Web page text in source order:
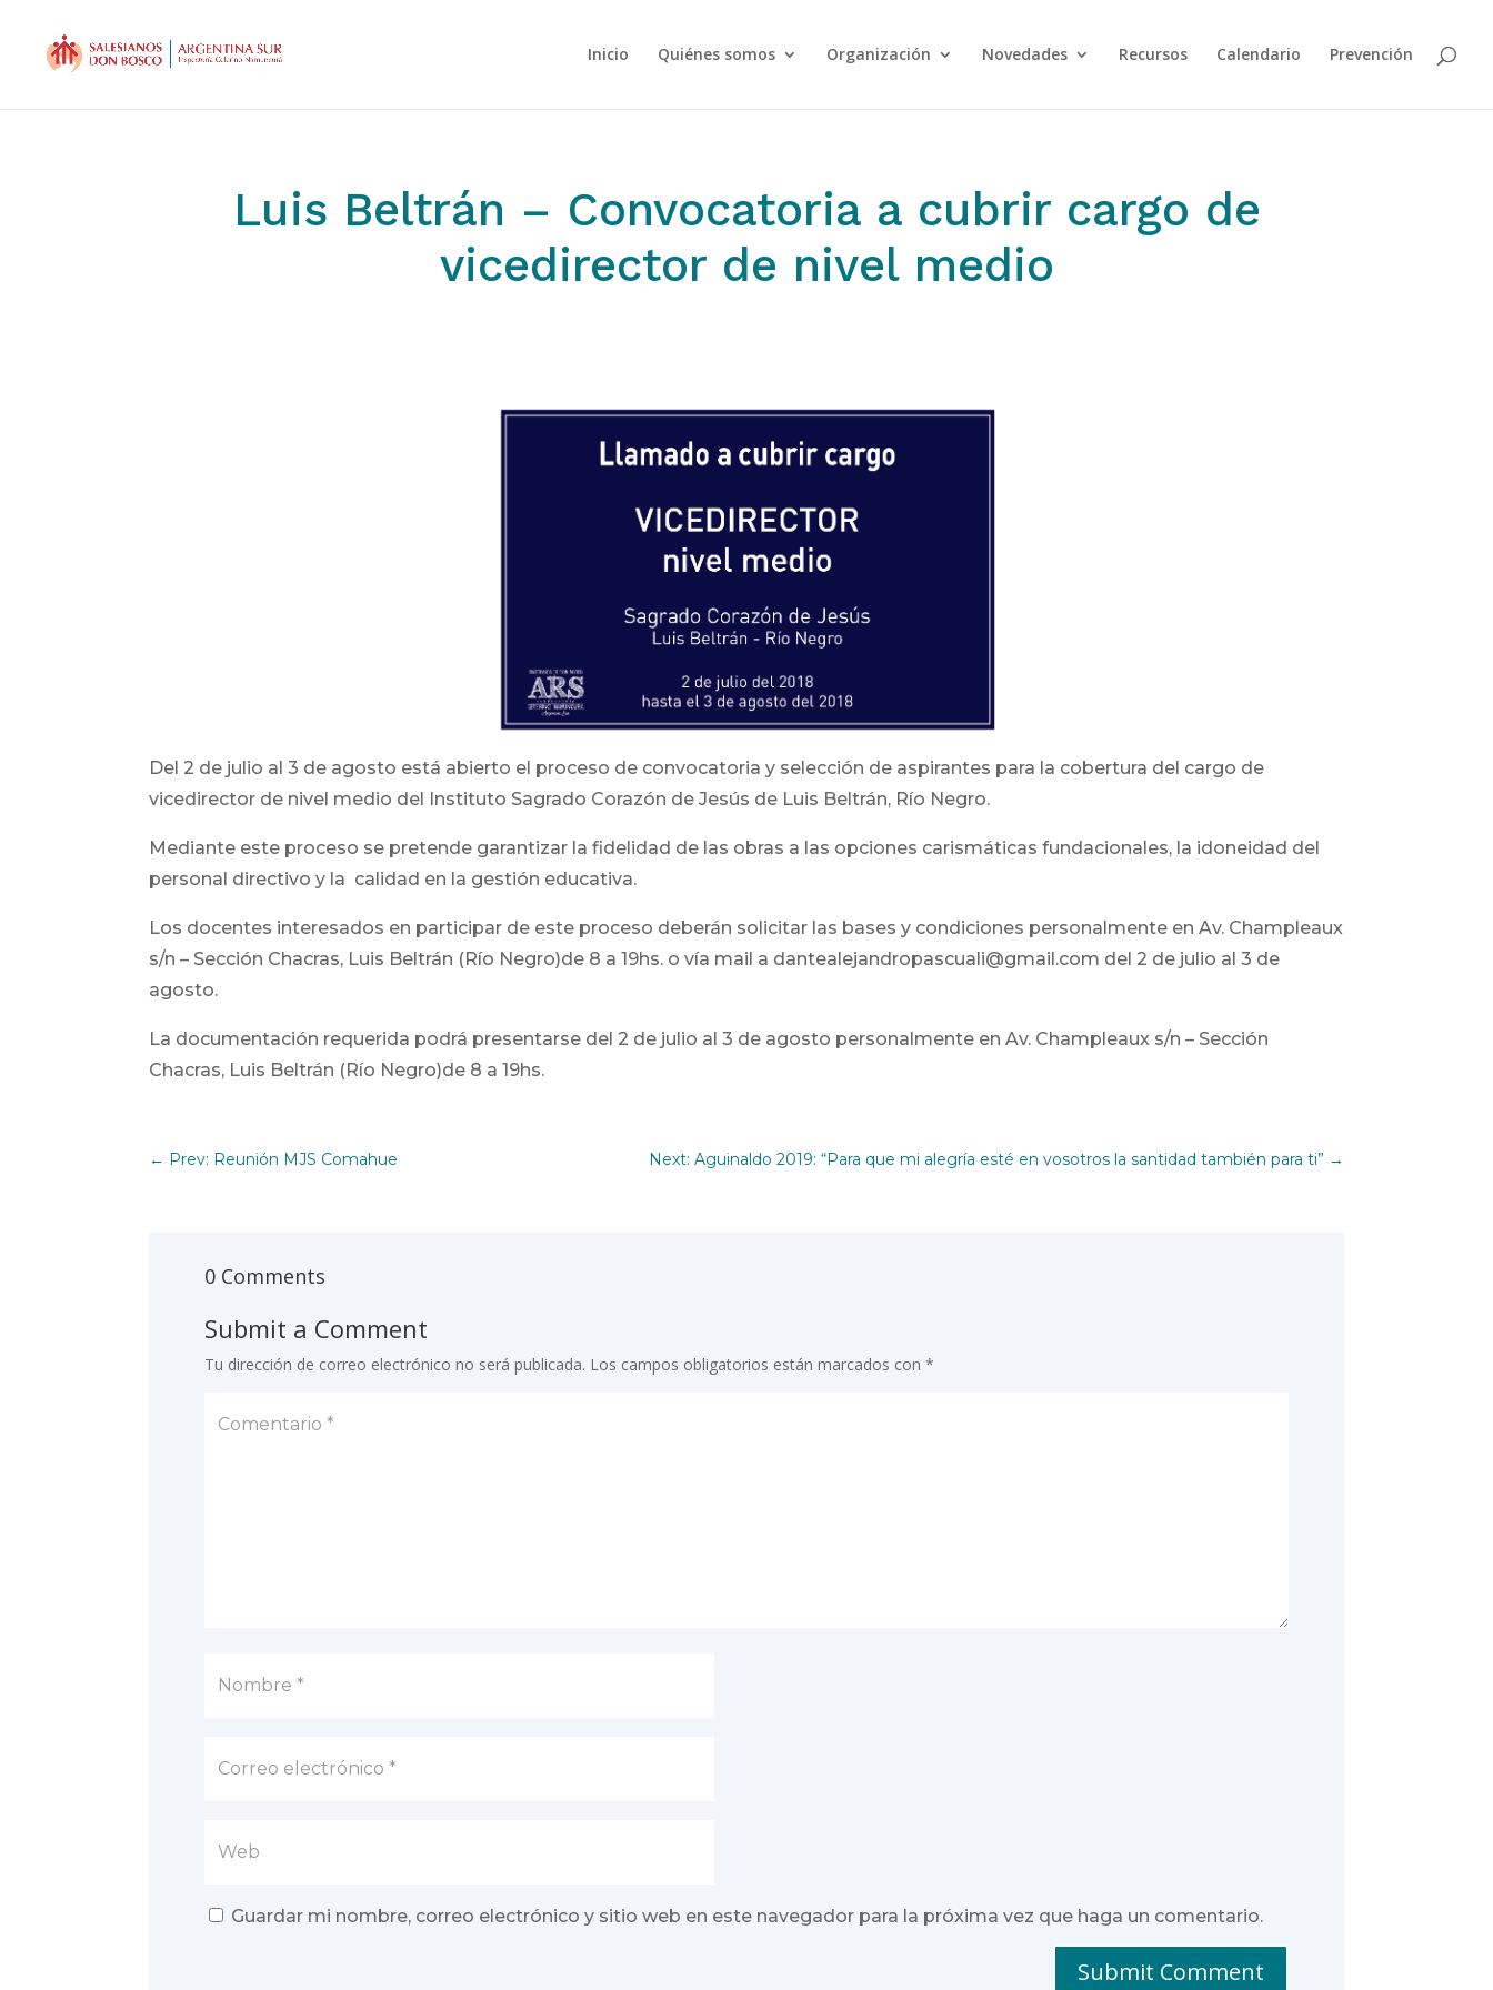
Inicio Quiénes somos Organización Novedades Recursos Calendario Prevención
Luis Beltrán – Convocatoria a cubrir cargo de
vicedirector de nivel medio
Del 2 de julio al 3 de agosto está abierto el proceso de convocatoria y selección de aspirantes para la cobertura del cargo de
vicedirector de nivel medio del Instituto Sagrado Corazón de Jesús de Luis Beltrán, Río Negro.
Mediante este proceso se pretende garantizar la fidelidad de las obras a las opciones carismáticas fundacionales, la idoneidad del
personal directivo y la calidad en la gestión educativa.
Los docentes interesados en participar de este proceso deberán solicitar las bases y condiciones personalmente en Av. Champleaux
s/n – Sección Chacras, Luis Beltrán (Río Negro)de 8 a 19hs. o vía mail a dantealejandropascuali@gmail.com del 2 de julio al 3 de
agosto.
La documentación requerida podrá presentarse del 2 de julio al 3 de agosto personalmente en Av. Champleaux s/n – Sección
Chacras, Luis Beltrán (Río Negro)de 8 a 19hs.
← Prev: Reunión MJS Comahue Next: Aguinaldo 2019: “Para que mi alegría esté en vosotros la santidad también para ti” →
0 Comments
Submit a Comment
Tu dirección de correo electrónico no será publicada. Los campos obligatorios están marcados con*
Guardar mi nombre, correo electrónico y sitio web en este navegador para la próxima vez que haga un comentario.
Submit Comment